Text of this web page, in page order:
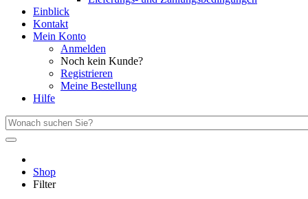
Einblick
Kontakt
Mein Konto
Anmelden
Noch kein Kunde?
Registrieren
Meine Bestellung
Hilfe
Shop
Filter